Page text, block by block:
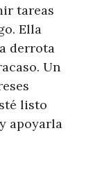
tareas
Ella
derrota
Un
listo
apoyarla